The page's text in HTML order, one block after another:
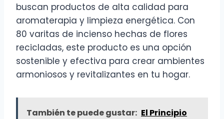
buscan productos de alta calidad para
aromaterapia y limpieza energética. Con
80 varitas de incienso hechas de flores
recicladas, este producto es una opción
sostenible y efectiva para crear ambientes
armoniosos y revitalizantes en tu hogar.
También te puede gustar: El Principio